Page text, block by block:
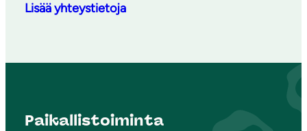
Lisää yhteystietoja
Paikallistoiminta